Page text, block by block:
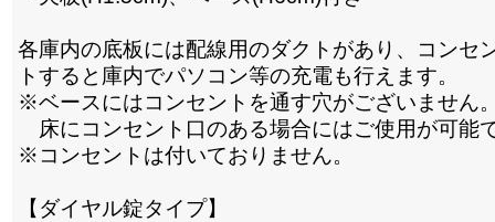
各庫内の底板には配線用のダクトがあり、コンセ
トすると庫内でパソコン等の充電も行えます。
※ベースにはコンセントを通す穴がございません
床にコンセント口のある場合にはご使用が可能
※コンセントは付いておりません。
【ダイヤル錠タイプ】